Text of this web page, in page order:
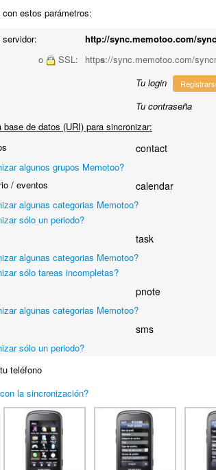
con estos parámetros:
http://sync.memotoo.com/
o
SSL: https://sync.memotoo.com/
Tu login
Tu contraseña
base de datos (URI) para sincronizar:
contact
algunos grupos Memotoo?
/ eventos
calendar
algunas categorias Memotoo?
sólo un periodo?
task
algunas categorias Memotoo?
sólo tareas incompletas?
pnote
algunas categorias Memotoo?
sms
sólo un periodo?
teléfono
la sincronización?